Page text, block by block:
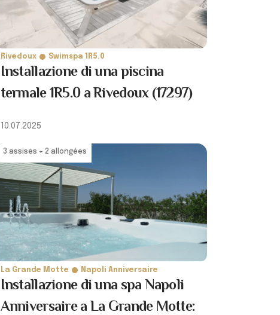
Rivedoux Swimspa 1R5.0
Installazione di una piscina
termale 1R5.0 a Rivedoux (17297)
10.07.2025
3 assises + 2 allongées
La Grande Motte Napoli Anniversaire
Installazione di una spa Napoli
Anniversaire a La Grande Motte: